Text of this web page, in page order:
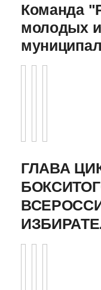
Команда
молодых
ГЛАВА